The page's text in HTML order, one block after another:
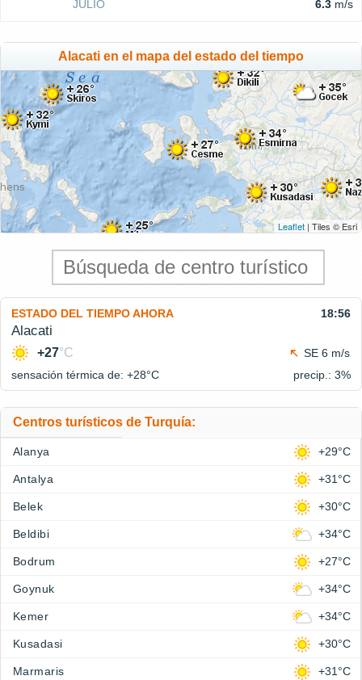
JULIO 6.3 m/s
Alacati en el mapa del estado del tiempo
Leaflet | Tiles © Esri
ESTADO DEL TIEMPO AHORA 18:56
Alacati
+27°C
SE 6 m/s
sensación térmica de: +28°C precip.: 3%
Centros turísticos de Turquía:
Alanya +29°C
Antalya +31°C
Belek +30°C
Beldibi +34°C
Bodrum +27°C
Goynuk +34°C
Kemer +34°C
Kusadasi +30°C
Marmaris +31°C